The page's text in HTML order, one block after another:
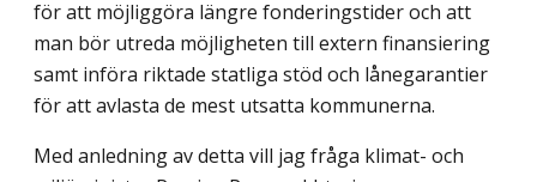
för att möjliggöra längre fonderingstider och att
man bör utreda möjligheten till extern finansiering
samt införa riktade statliga stöd och lånegarantier
för att avlasta de mest utsatta kommunerna.
Med anledning av detta vill jag fråga klimat- och